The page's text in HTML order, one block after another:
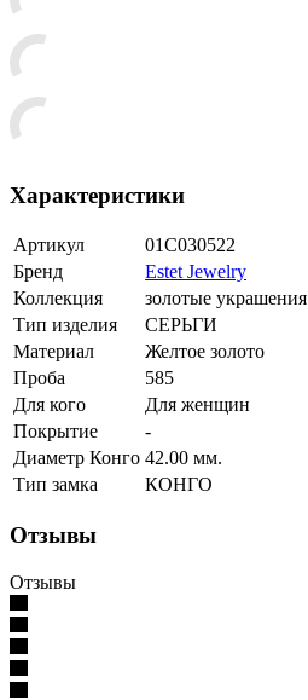
Характеристики
Артикул
01С030522
Бренд
Estet Jewelry
Коллекция
золотые украшения
Тип изделия
СЕРЬГИ
Материал
Желтое золото
Проба
585
Для кого
Для женщин
Покрытие
-
Диаметр Конго 42.00 мм.
Тип замка
КОНГО
Отзывы
Отзывы